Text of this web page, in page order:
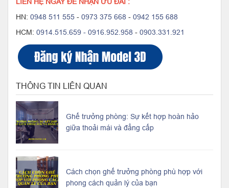
HN: 0948 511 555 - 0973 375 668 - 0942 155 688
HCM: 0914.515.659 - 0916.952.958 - 0903.331.921
THÔNG TIN LIÊN QUAN
Ghế trưởng phòng: Sự kết hợp hoàn hảo
giữa thoải mái và đẳng cấp
Cách chọn ghế trưởng phòng phù hợp với
phong cách quản lý của bạn